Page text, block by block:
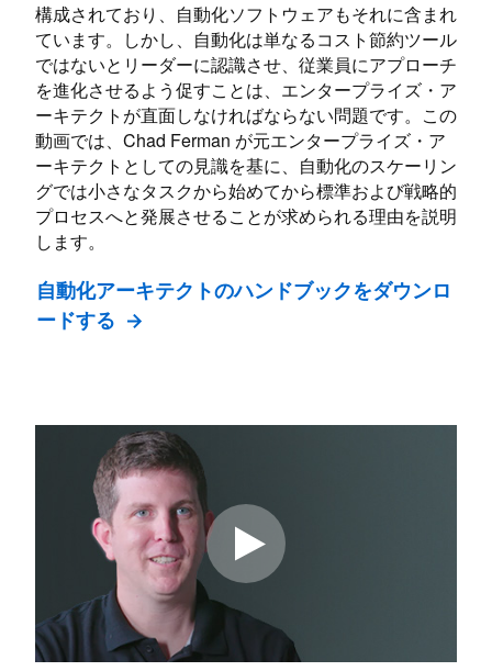
構成されており、自動化ソフトウェアもそれに含まれ
ています。しかし、自動化は単なるコスト節約ツール
ではないとリーダーに認識させ、従業員にアプローチ
を進化させるよう促すことは、エンタープライズ・ア
ーキテクトが直面しなければならない問題です。この
動画では、Chad Ferman が元エンタープライズ・ア
ーキテクトとしての見識を基に、自動化のスケーリン
グでは小さなタスクから始めてから標準および戦略的
プロセスへと発展させることが求められる理由を説明
します。
自動化アーキテクトのハンドブックをダウンロ
ードする